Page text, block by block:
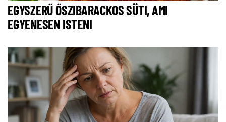
EGYSZERŰ ŐSZIBARACKOS SÜTI, AMI
EGYENESEN ISTENI